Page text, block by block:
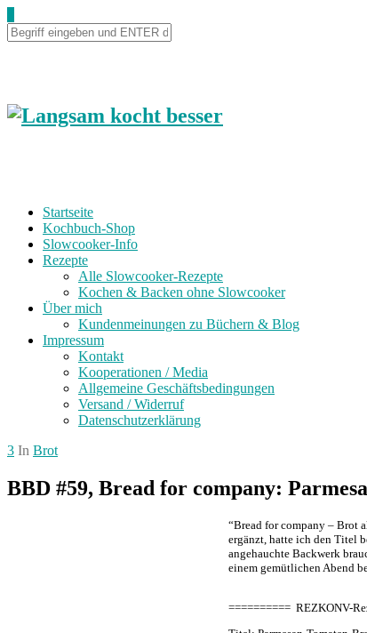
Startseite
Kochbuch-Shop
Slowcooker-Info
Rezepte
Alle Slowcooker-Rezepte
Kochen & Backen ohne Slowcooker
Über mich
Kundenmeinungen zu Büchern & Blog
Impressum
Kontakt
Kooperationen / Media
Allgemeine Geschäftsbedingungen
Versand / Widerruf
Datenschutzerklärung
3 In Brot
BBD #59, Bread for company:
“Bread for company – Brot
ergänzt, hatte ich den Titel
angehauchte Backwerk
einem gemütlichen Abend
========== REZKONV-